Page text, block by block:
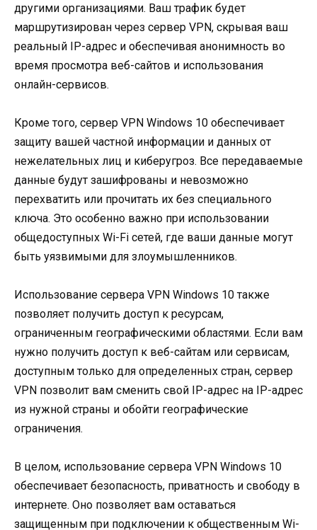
другими организациями. Ваш трафик будет
маршрутизирован через сервер VPN, скрывая ваш
реальный IP-адрес и обеспечивая анонимность во
время просмотра веб-сайтов и использования
онлайн-сервисов.
Кроме того, сервер VPN Windows 10 обеспечивает
защиту вашей частной информации и данных от
нежелательных лиц и киберугроз. Все передаваемые
данные будут зашифрованы и невозможно
перехватить или прочитать их без специального
ключа. Это особенно важно при использовании
общедоступных Wi-Fi сетей, где ваши данные могут
быть уязвимыми для злоумышленников.
Использование сервера VPN Windows 10 также
позволяет получить доступ к ресурсам,
ограниченным географическими областями. Если вам
нужно получить доступ к веб-сайтам или сервисам,
доступным только для определенных стран, сервер
VPN позволит вам сменить свой IP-адрес на IP-адрес
из нужной страны и обойти географические
ограничения.
В целом, использование сервера VPN Windows 10
обеспечивает безопасность, приватность и свободу в
интернете. Оно позволяет вам оставаться
защищенным при подключении к общественным Wi-